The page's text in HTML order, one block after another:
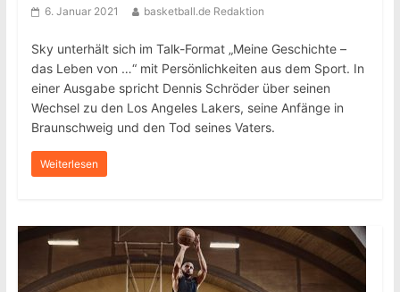
6. Januar 2021 basketball.de Redaktion
Sky unterhält sich im Talk-Format „Meine Geschichte –
das Leben von …“ mit Persönlichkeiten aus dem Sport. In
einer Ausgabe spricht Dennis Schröder über seinen
Wechsel zu den Los Angeles Lakers, seine Anfänge in
Braunschweig und den Tod seines Vaters.
Weiterlesen